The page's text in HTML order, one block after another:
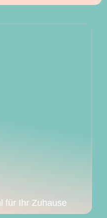
für Ihr Zuhause